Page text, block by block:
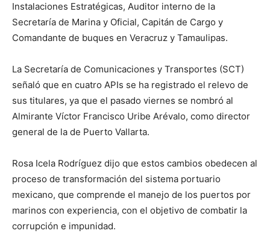
Instalaciones Estratégicas, Auditor interno de la
Secretaría de Marina y Oficial, Capitán de Cargo y
Comandante de buques en Veracruz y Tamaulipas.
La Secretaría de Comunicaciones y Transportes (SCT)
señaló que en cuatro APIs se ha registrado el relevo de
sus titulares, ya que el pasado viernes se nombró al
Almirante Víctor Francisco Uribe Arévalo, como director
general de la de Puerto Vallarta.
Rosa Icela Rodríguez dijo que estos cambios obedecen al
proceso de transformación del sistema portuario
mexicano, que comprende el manejo de los puertos por
marinos con experiencia, con el objetivo de combatir la
corrupción e impunidad.